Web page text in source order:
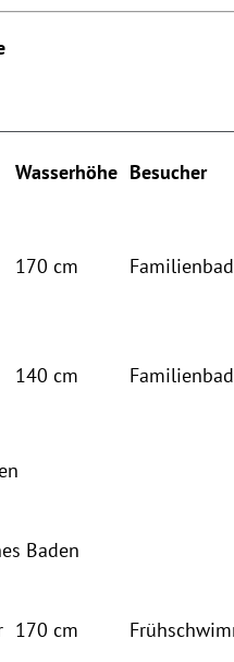
Wasserhöhe Besucher
170 cm Familienbad
140 cm Familienbad
Baden
170 cm